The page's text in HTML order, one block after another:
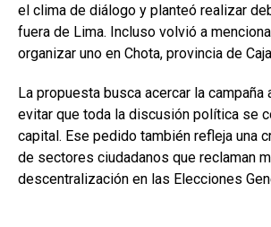
el clima de diálogo y planteó realizar
fuera de Lima. Incluso volvió a
organizar uno en Chota, provincia de
La propuesta busca acercar la campaña
evitar que toda la discusión política se
capital. Ese pedido también refleja una
de sectores ciudadanos que reclaman
descentralización en las Elecciones